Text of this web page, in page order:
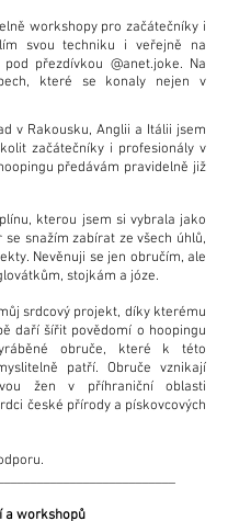
workshopy pro začátečníky i
svou techniku i veřejně na
přezdívkou @anet.joke. Na
které se konaly nejen v
v Rakousku, Anglii a Itálii jsem
začátečníky i profesionály v
předávám pravidelně již
kterou jsem si vybrala jako
se snažím zabírat ze všech úhlů,
Nevěnuji se jen obručím, ale
stojkám a józe.
srdcový projekt, díky kterému
daří šířit povědomí o hoopingu
obruče, které k této
patří. Obruče vznikají
žen v příhraniční oblasti
české přírody a pískovcových
a workshopů